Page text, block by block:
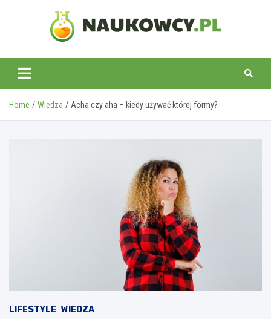
naukowcy.pl
Home Wiedza Acha czy aha – kiedy używać której formy?
LIFESTYLE WIEDZA